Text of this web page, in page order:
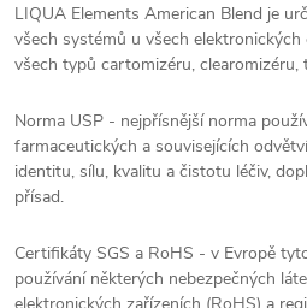
LIQUA Elements American Blend je
všech systémů u všech
všech typů cartomizéru, clearomizéru,
Norma USP - nejpřísnější norma
farmaceutických a souvisejících
identitu, sílu, kvalitu a čistotu léčiv,
přísad.
Certifikáty SGS a RoHS - v Evropě
používání některých nebezpečných